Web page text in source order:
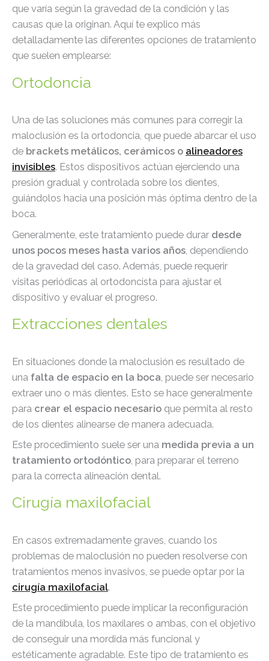
que varía según la gravedad de la condición y las
causas que la originan. Aquí te explico más
detalladamente las diferentes opciones de tratamiento
que suelen emplearse:
Ortodoncia
Una de las soluciones más comunes para corregir la
maloclusión es la ortodoncia, que puede abarcar el uso
de brackets metálicos, cerámicos o alineadores
invisibles. Estos dispositivos actúan ejerciendo una
presión gradual y controlada sobre los dientes,
guiándolos hacia una posición más óptima dentro de la
boca.
Generalmente, este tratamiento puede durar desde
unos pocos meses hasta varios años , dependiendo
de la gravedad del caso. Además, puede requerir
visitas periódicas al ortodoncista para ajustar el
dispositivo y evaluar el progreso.
Extracciones dentales
En situaciones donde la maloclusión es resultado de
una falta de espacio en la boca , puede ser necesario
extraer uno o más dientes. Esto se hace generalmente
para crear el espacio necesario que permita al resto
de los dientes alinearse de manera adecuada.
Este procedimiento suele ser una medida previa a un
tratamiento ortodóntico , para preparar el terreno
para la correcta alineación dental.
Cirugía maxilofacial
En casos extremadamente graves, cuando los
problemas de maloclusión no pueden resolverse con
tratamientos menos invasivos, se puede optar por la
cirugía maxilofacial.
Este procedimiento puede implicar la reconfiguración
de la mandíbula, los maxilares o ambas, con el objetivo
de conseguir una mordida más funcional y
estéticamente agradable. Este tipo de tratamiento es